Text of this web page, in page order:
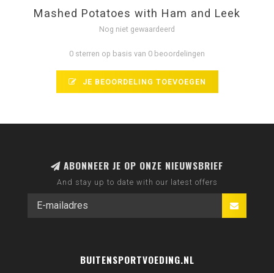
Mashed Potatoes with Ham and Leek
Nog niet gewaardeerd
0 sterren op basis van 0 beoordelingen
JE BEOORDELING TOEVOEGEN
ABONNEER JE OP ONZE NIEUWSBRIEF
And stay up to date with our latest offers
BUITENSPORTVOEDING.NL